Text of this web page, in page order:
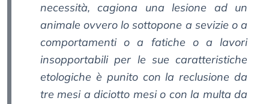
necessità, cagiona una lesione ad un
animale ovvero lo sottopone a sevizie o a
comportamenti o a fatiche o a lavori
insopportabili per le sue caratteristiche
etologiche è punito con la reclusione da
tre mesi a diciotto mesi o con la multa da